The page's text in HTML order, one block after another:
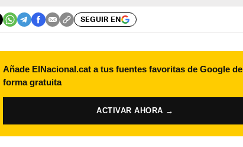
SEGUIR EN
Añade ElNacional.cat a tus fuentes favoritas de Google de
forma gratuita
ACTIVAR AHORA →